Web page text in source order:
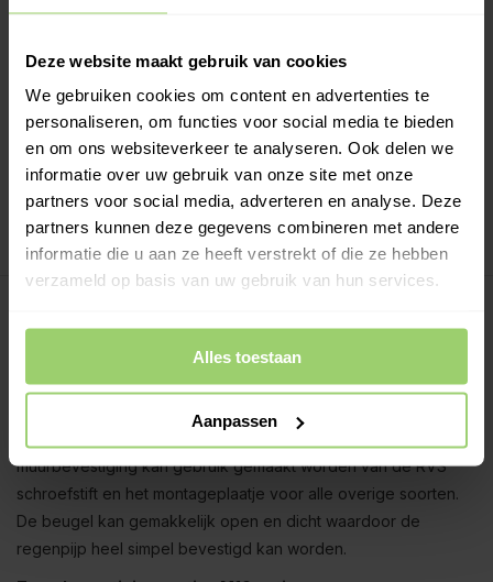
Deze website maakt gebruik van cookies
We gebruiken cookies om content en advertenties te
personaliseren, om functies voor social media te bieden
en om ons websiteverkeer te analyseren. Ook delen we
informatie over uw gebruik van onze site met onze
partners voor social media, adverteren en analyse. Deze
partners kunnen deze gegevens combineren met andere
informatie die u aan ze heeft verstrekt of die ze hebben
verzameld op basis van uw gebruik van hun services.
Alles toestaan
Aanpassen
Ook op zaterdag bezorgd!
Gratis verzenden vanaf €200,- excl. btw
Deskundig advies!
Betaal achteraf, geen aanbetaling!
Meer dan 10 jaar tevreden shoppers!
Bevestigingsbeugel voor Regenpijp in Zink
Bevestigingsbeugel is geschikt voor montage van regenpijp
muurbevestiging kan gebruik gemaakt worden van de RVS
schroefstift en het montageplaatje voor alle overige soorten.
De beugel kan gemakkelijk open en dicht waardoor de
regenpijp heel simpel bevestigd kan worden.